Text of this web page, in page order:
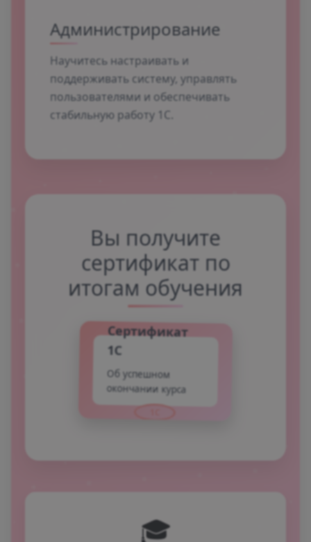
Администрирование
Научитесь настраивать и
поддерживать систему, управлять
пользователями и обеспечивать
стабильную работу 1С.
Вы получите
сертификат по
итогам обучения
Сертификат
1С
Об успешном
окончании курса
🎓